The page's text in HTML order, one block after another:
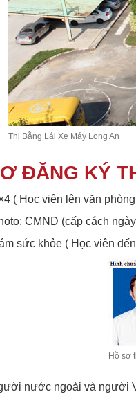
Thi Bằng Lái Xe Máy Long An
ĐĂNG KÝ
( Học viên lên văn
CMND (cấp cách
sức khỏe ( Học viên
Hồ sơ
nước ngoài và người